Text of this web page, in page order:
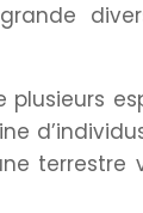
terrestre